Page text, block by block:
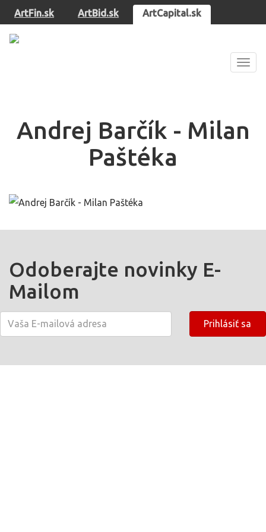
ArtFin.sk ArtBid.sk ArtCapital.sk
Andrej Barčík - Milan
Paštéka
Odoberajte novinky E-
Mailom